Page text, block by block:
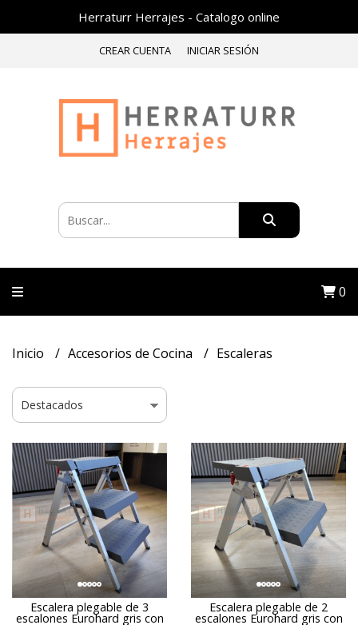
Herraturr Herrajes - Catalogo online
CREAR CUENTA INICIAR SESIÓN
0
Inicio Accesorios de Cocina Escaleras
Escalera plegable de 3
escalones Eurohard gris con
Escalera plegable de 2
escalones Eurohard gris con